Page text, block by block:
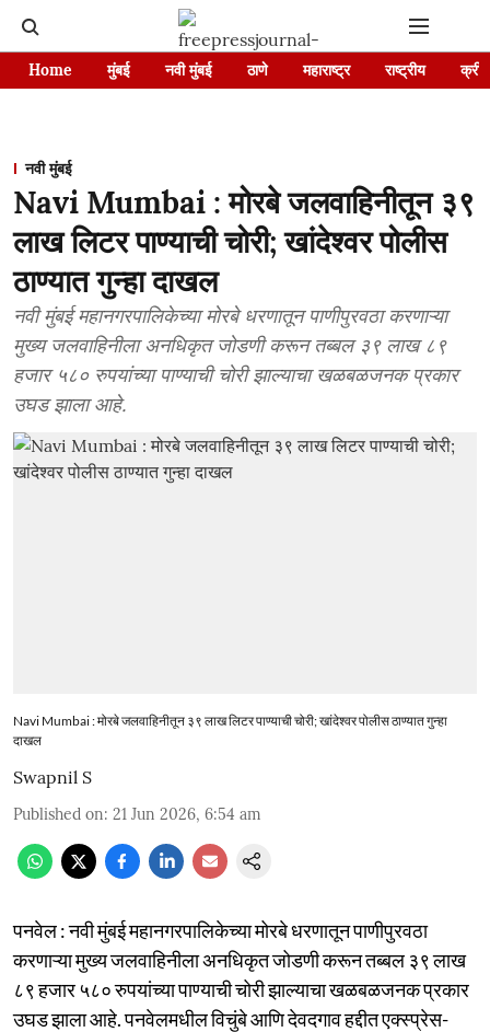
Home मुंबई नवी मुंबई ठाणे महाराष्ट्र राष्ट्रीय
नवी मुंबई
Navi Mumbai : मोरबे जलवाहिनीतून ३९
लाख लिटर पाण्याची चोरी; खांदेश्वर पोलीस
ठाण्यात गुन्हा दाखल
नवी मुंबई महानगरपालिकेच्या मोरबे धरणातून पाणीपुरवठा करणाऱ्या
मुख्य जलवाहिनीला अनधिकृत जोडणी करून तब्बल ३९ लाख ८९
हजार ५८० रुपयांच्या पाण्याची चोरी झाल्याचा खळबळजनक प्रकार
उघड झाला आहे.
Navi Mumbai : मोरबे जलवाहिनीतून ३९ लाख लिटर पाण्याची चोरी; खांदेश्वर पोलीस ठाण्यात गुन्हा
दाखल
Swapnil S
Published on: 21 Jun 2026, 6:54 am
पनवेल : नवी मुंबई महानगरपालिकेच्या मोरबे धरणातून पाणीपुरवठा
करणाऱ्या मुख्य जलवाहिनीला अनधिकृत जोडणी करून तब्बल ३९ लाख
८९ हजार ५८० रुपयांच्या पाण्याची चोरी झाल्याचा खळबळजनक प्रकार
उघड झाला आहे. पनवेलमधील विचुंबे आणि देवदगाव हद्दीत एक्स्प्रेस-